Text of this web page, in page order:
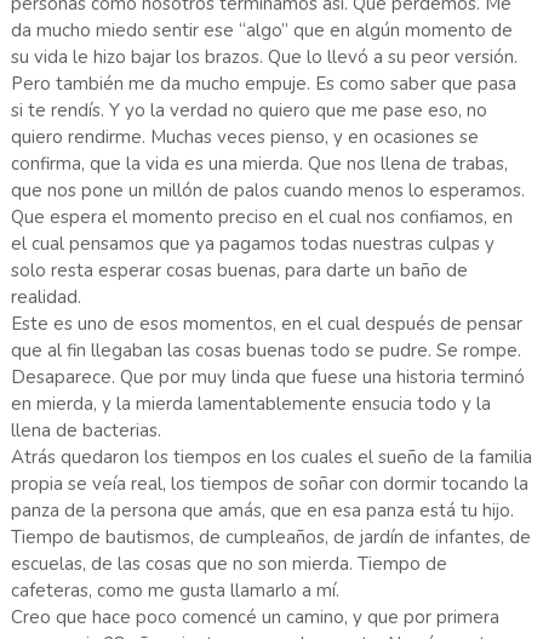
da mucho miedo sentir ese “algo” que en algún momento de
su vida le hizo bajar los brazos. Que lo llevó a su peor versión.
Pero también me da mucho empuje. Es como saber que pasa
si te rendís. Y yo la verdad no quiero que me pase eso, no
quiero rendirme. Muchas veces pienso, y en ocasiones se
confirma, que la vida es una mierda. Que nos llena de trabas,
que nos pone un millón de palos cuando menos lo esperamos.
Que espera el momento preciso en el cual nos confiamos, en
el cual pensamos que ya pagamos todas nuestras culpas y
solo resta esperar cosas buenas, para darte un baño de
realidad.
Este es uno de esos momentos, en el cual después de pensar
que al fin llegaban las cosas buenas todo se pudre. Se rompe.
Desaparece. Que por muy linda que fuese una historia terminó
en mierda, y la mierda lamentablemente ensucia todo y la
llena de bacterias.
Atrás quedaron los tiempos en los cuales el sueño de la familia
propia se veía real, los tiempos de soñar con dormir tocando la
panza de la persona que amás, que en esa panza está tu hijo.
Tiempo de bautismos, de cumpleaños, de jardín de infantes, de
escuelas, de las cosas que no son mierda. Tiempo de
cafeteras, como me gusta llamarlo a mí.
Creo que hace poco comencé un camino, y que por primera